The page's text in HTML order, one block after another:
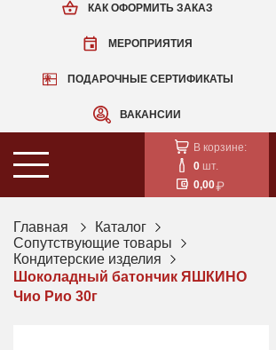
КАК ОФОРМИТЬ ЗАКАЗ
МЕРОПРИЯТИЯ
ПОДАРОЧНЫЕ СЕРТИФИКАТЫ
ВАКАНСИИ
В корзине:
0 шт.
0,00
Главная
Каталог
Сопутствующие товары
Кондитерские изделия
Шоколадный батончик ЯШКИНО
Чио Рио 30г